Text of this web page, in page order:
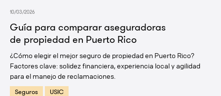
Guía para comparar aseguradoras
de propiedad en Puerto Rico
10/03/2026
¿Cómo elegir el mejor seguro de propiedad en Puerto Rico?
Factores clave: solidez financiera, experiencia local y agilidad
para el manejo de reclamaciones.
Seguros USIC